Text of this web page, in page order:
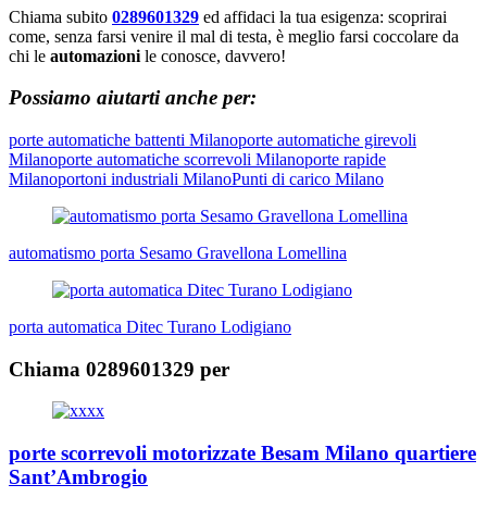
Chiama subito 0289601329 ed affidaci la tua esigenza: scoprirai
come, senza farsi venire il mal di testa, è meglio farsi coccolare da
chi le automazioni le conosce, davvero!
Possiamo aiutarti anche per:
porte automatiche battenti Milanoporte automatiche girevoli
Milanoporte automatiche scorrevoli Milanoporte rapide
Milanoportoni industriali MilanoPunti di carico Milano
Navigazione
articoli
automatismo porta Sesamo Gravellona Lomellina
porta automatica Ditec Turano Lodigiano
Chiama 0289601329 per
porte scorrevoli motorizzate Besam Milano quartiere
Sant’Ambrogio